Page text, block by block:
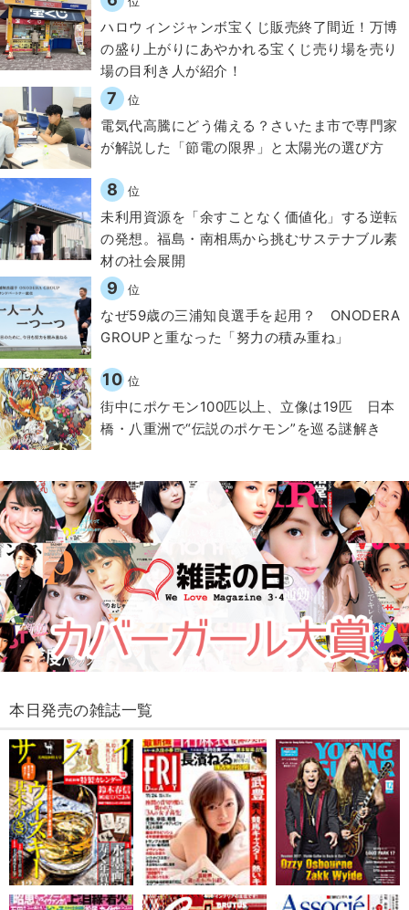
ハロウィンジャンボ宝くじ販売終了間近！万博
の盛り上がりにあやかれる宝くじ売り場を売り
場の目利き人が紹介！
7 位
電気代高騰にどう備える？さいたま市で専門家
が解説した「節電の限界」と太陽光の選び方
8 位
​​未利用資源を「余すことなく価値化」する逆転
の発想。福島・南相馬から挑むサステナブル素
材の社会展開​
9 位
なぜ59歳の三浦知良選手を起用？ ONODERA
GROUPと重なった「努力の積み重ね」
10 位
街中にポケモン100匹以上、立像は19匹 日本
橋・八重洲で“伝説のポケモン”を巡る謎解き
本日発売の雑誌一覧